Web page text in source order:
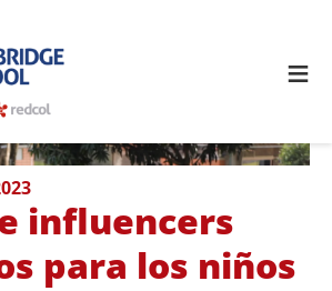
≡
influencers
para los niños